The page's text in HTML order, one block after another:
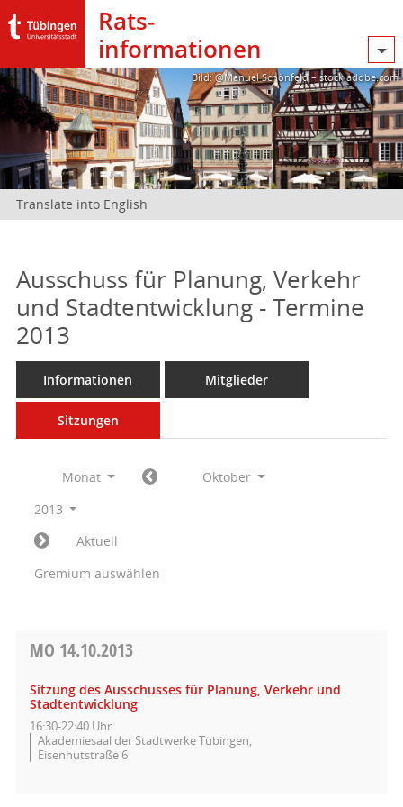
Rats­
informationen
Bild: @Manuel Schönfeld – stock.adobe.com
Translate into English
Ausschuss für Planung, Verkehr
und Stadtentwicklung - Termine
2013
Informationen Mitglieder
Sitzungen
Monat
Oktober
2013
Aktuell
Gremium auswählen
MO 14.10.2013
Sitzung des Ausschusses für Planung, Verkehr und
Stadtentwicklung
16:30-22:40 Uhr
Akademiesaal der Stadtwerke Tübingen,
Eisenhutstraße 6